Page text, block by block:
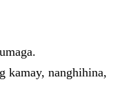
kamay, nanghihina,